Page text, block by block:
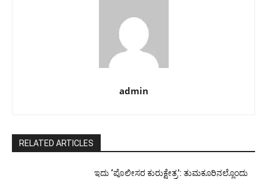
admin
RELATED ARTICLES
ಇದು ‘ಪೊಲೀಸರ ಕುರುಕ್ಷೇತ್ರ’: ತುಮಕೂರಿನಲ್ಲೊಂದು